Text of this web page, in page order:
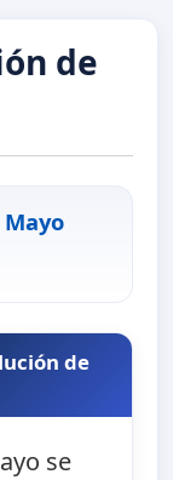
de
de
se